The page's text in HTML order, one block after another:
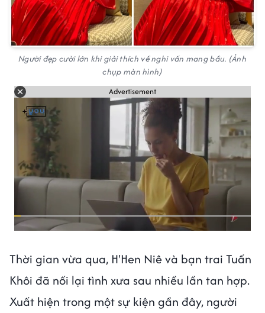
Người đẹp cười lớn khi giải thích về nghi vấn mang bầu. (Ảnh
chụp màn hình)
Advertisement
Thời gian vừa qua, H'Hen Niê và bạn trai Tuấn
Khôi đã nối lại tình xưa sau nhiều lần tan hợp.
Xuất hiện trong một sự kiện gần đây, người